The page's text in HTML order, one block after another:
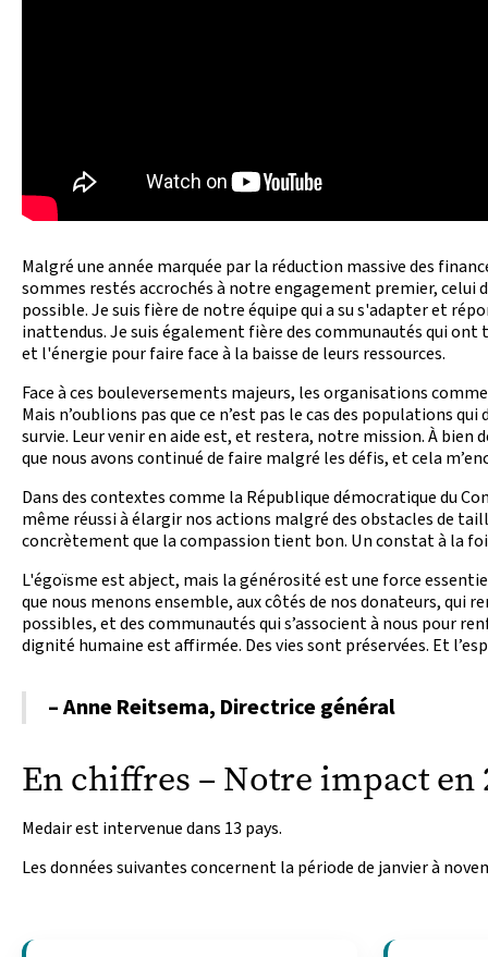
Malgré une année marquée par la réduction massive des
sommes restés accrochés à notre engagement premier, celui
possible. Je suis fière de notre équipe qui a su s'adapter et
inattendus. Je suis également fière des communautés qui
et l'énergie pour faire face à la baisse de leurs ressources.
Face à ces bouleversements majeurs, les organisations
Mais n’oublions pas que ce n’est pas le cas des populations
survie. Leur venir en aide est, et restera, notre mission. À bien
que nous avons continué de faire malgré les défis, et cela
Dans des contextes comme la République démocratique du
même réussi à élargir nos actions malgré des obstacles de
concrètement que la compassion tient bon. Un constat à la
L'égoïsme est abject, mais la générosité est une force
que nous menons ensemble, aux côtés de nos donateurs, qui
possibles, et des communautés qui s’associent à nous pour
dignité humaine est affirmée. Des vies sont préservées. Et
– Anne Reitsema, Directrice général
En chiffres – Notre impact en
Medair est intervenue dans 13 pays.
Les données suivantes concernent la période de janvier à